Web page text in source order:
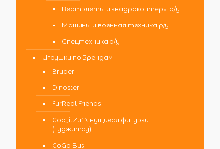
Вертолеты и квадрокоптеры р/у
Машины и военная техника р/у
Спецтехника р/у
Игрушки по Брендам
Bruder
Dinoster
FurReal Friends
GooJitZu Тянущиеся фигурки
(Гуджитсу)
GoGo Bus